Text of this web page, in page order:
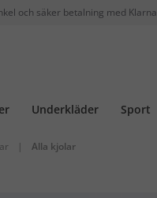
och säker betalning med Klarna
Underkläder Sport
| Alla kjolar